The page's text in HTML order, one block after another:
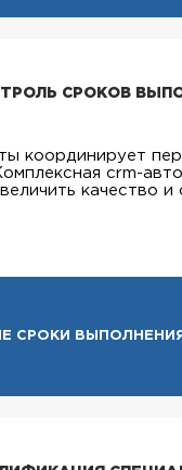
СРОКОВ
координирует
crm-
качество и
СРОКИ